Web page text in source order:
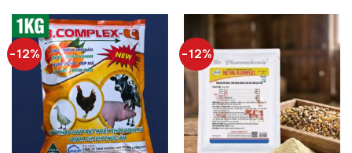
-12% -12%